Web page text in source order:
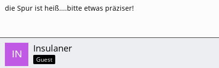
die Spur ist heiß....bitte etwas präziser!
Insulaner
Guest